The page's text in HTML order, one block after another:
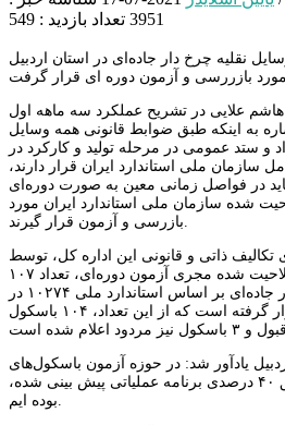
3951 تعداد بازدید : 549
وسایل نقلیه چرخ دار جاده‌ای در استان اردبیل
هاشم علایی در تشریح عملکرد سه ماهه اول
به اینکه طبق ضوابط قانونی همه وسایل
و ستد عمومی در مرحله تولید و کارکرد در
سازمان ملی استاندارد ایران قرار دارند،
در فواصل زمانی معین به صورت دوره‌ای
شده سازمان ملی استاندارد ایران مورد
بازرسی و آزمون قرار گیرند.
تکالیف ذاتی و قانونی این اداره کل، توسط
آزمایشگاه همکار تأیید صلاحیت شده مجری آزمون دوره‌ای، تعداد ۱۰۷
باسکول وسایل نقلیه چرخدار جاده‌ای بر اساس استاندارد ملی ۱۰۲۷۴ در
طول این مدت مورد آزمون قرار گرفته است که از این تعداد، ۱۰۴ باسکول
یادآور شد: در حوزه آزمون باسکول‌های
چرخ دار جاده‌ای شاهد تحقق ۴۰ درصدی برنامه عملیاتی پیش بینی شده،
بوده ایم.